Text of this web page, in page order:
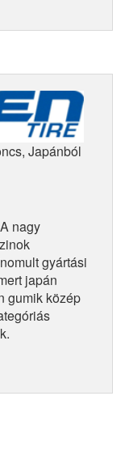
Japánból
nagy
gyártási
japán
gumik közép